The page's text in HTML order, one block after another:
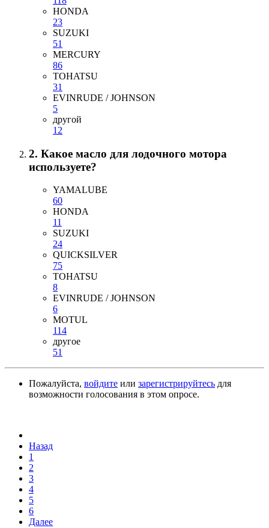
HONDA
23
SUZUKI
51
MERCURY
86
TOHATSU
31
EVINRUDE / JOHNSON
5
другой
12
2. Какое масло для лодочного мотора
используете?
YAMALUBE
60
HONDA
11
SUZUKI
24
QUICKSILVER
75
TOHATSU
8
EVINRUDE / JOHNSON
6
MOTUL
114
другое
51
Пожалуйста, войдите или зарегистрируйтесь для
возможности голосования в этом опросе.
Назад
1
2
3
4
5
6
Далее